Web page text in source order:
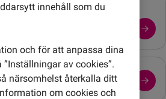
och andra smarta
mer om leveransprocessen.
innehåll som du
och för att anpassa dina
av cookies”.
närsomhelst återkalla ditt
om cookies och